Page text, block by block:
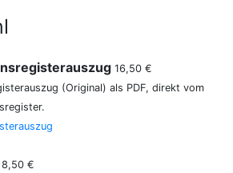
16,50 €
(Original) als PDF, direkt vom
8,50 €